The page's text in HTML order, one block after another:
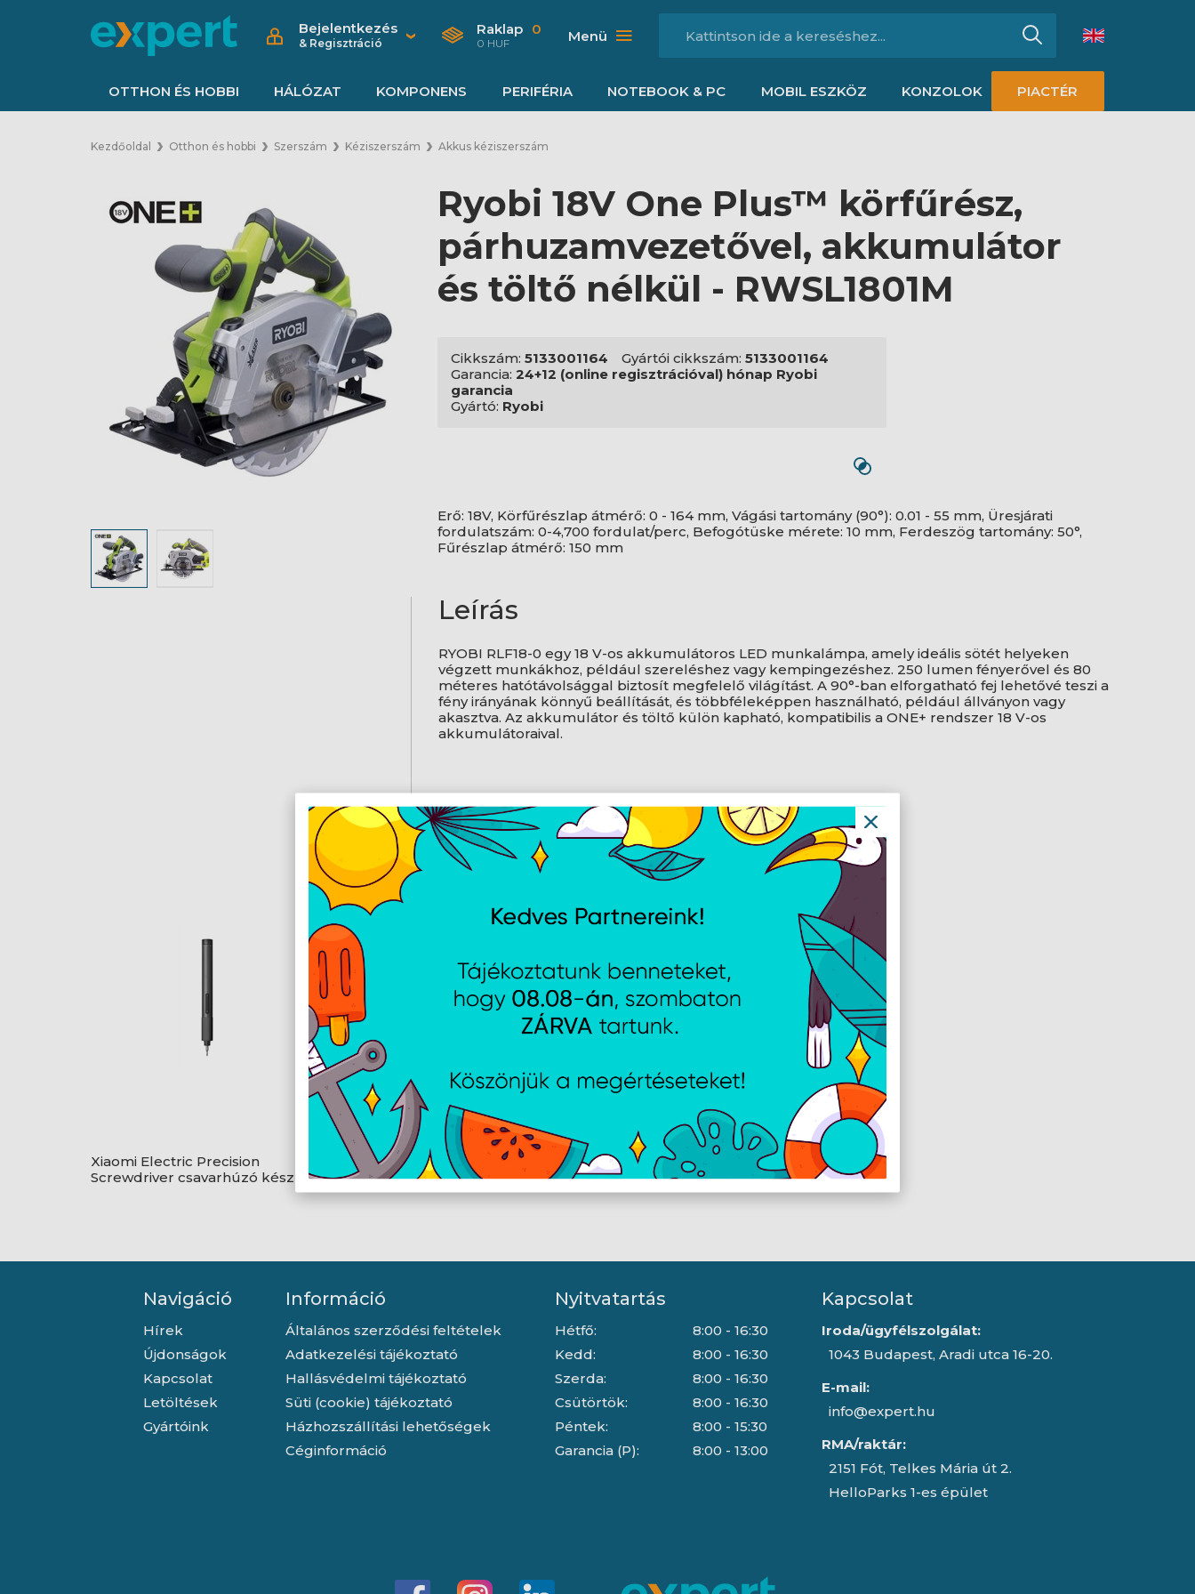
Bejelentkezés
& Regisztráció
Raklap 0
0 HUF Menü
OTTHON ÉS HOBBI HÁLÓZAT KOMPONENS PERIFÉRIA NOTEBOOK & PC MOBIL ESZKÖZ KONZOLOK PIACTÉR
Kezdőoldal Otthon és hobbi Szerszám Kéziszerszám Akkus kéziszerszám
Ryobi 18V One Plus™ körfűrész,
párhuzamvezetővel, akkumulátor
és töltő nélkül - RWSL1801M
Cikkszám: 5133001164 Gyártói cikkszám: 5133001164
Garancia: 24+12 (online regisztrációval) hónap Ryobi
garancia
Gyártó: Ryobi
Erő: 18V, Körfűrészlap átmérő: 0 - 164 mm, Vágási tartomány (90°): 0.01 - 55 mm, Üresjárati
fordulatszám: 0-4,700 fordulat/perc, Befogótüske mérete: 10 mm, Ferdeszög tartomány: 50°,
Fűrészlap átmérő: 150 mm
Leírás
RYOBI RLF18-0 egy 18 V-os akkumulátoros LED munkalámpa, amely ideális sötét helyeken
végzett munkákhoz, például szereléshez vagy kempingezéshez. 250 lumen fényerővel és 80
méteres hatótávolsággal biztosít megfelelő világítást. A 90°-ban elforgatható fej lehetővé teszi a
fény irányának könnyű beállítását, és többféleképpen használható, például állványon vagy
akasztva. Az akkumulátor és töltő külön kapható, kompatibilis a ONE+ rendszer 18 V-os
akkumulátoraival.
AJÁNLATUNKBÓL
Xiaomi Electric Precision
Screwdriver csavarhúzó készlet -
Ryobi 18V One Plus™ kompakt
súroló, akkumulátor és töltő
nélkül - R18CPS-0
Navigáció
Hírek
Újdonságok
Kapcsolat
Letöltések
Gyártóink
Információ
Általános szerződési feltételek
Adatkezelési tájékoztató
Hallásvédelmi tájékoztató
Süti (cookie) tájékoztató
Házhozszállítási lehetőségek
Céginformáció
Nyitvatartás
Hétfő:
Kedd:
Szerda:
Csütörtök:
Péntek:
Garancia (P):
8:00 - 16:30
8:00 - 16:30
8:00 - 16:30
8:00 - 16:30
8:00 - 15:30
8:00 - 13:00
Kapcsolat
Iroda/ügyfélszolgálat:
1043 Budapest, Aradi utca 16-20.
E-mail:
info@expert.hu
RMA/raktár:
2151 Fót, Telkes Mária út 2.
HelloParks 1-es épület